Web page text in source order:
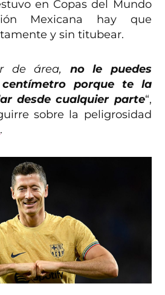
en Copas del Mundo
Mexicana hay que
y sin titubear.
de área, no le puedes
porque te la
desde cualquier parte“,
sobre la peligrosidad
.